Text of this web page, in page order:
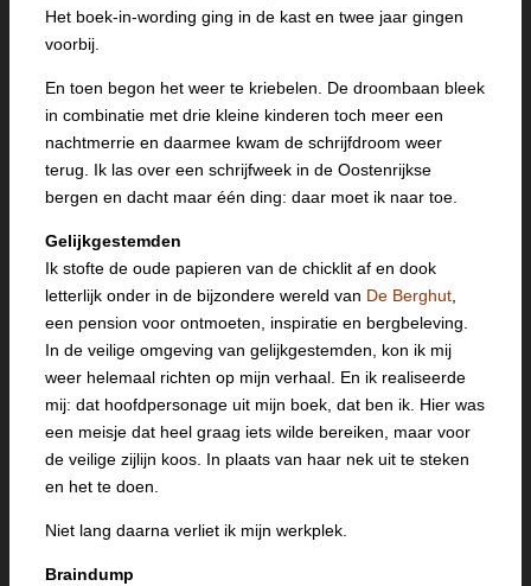
Het boek-in-wording ging in de kast en twee jaar gingen
voorbij.
En toen begon het weer te kriebelen. De droombaan bleek
in combinatie met drie kleine kinderen toch meer een
nachtmerrie en daarmee kwam de schrijfdroom weer
terug. Ik las over een schrijfweek in de Oostenrijkse
bergen en dacht maar één ding: daar moet ik naar toe.
Gelijkgestemden
Ik stofte de oude papieren van de chicklit af en dook
letterlijk onder in de bijzondere wereld van De Berghut
een pension voor ontmoeten, inspiratie en bergbeleving.
In de veilige omgeving van gelijkgestemden, kon ik mij
weer helemaal richten op mijn verhaal. En ik realiseerde
mij: dat hoofdpersonage uit mijn boek, dat ben ik. Hier was
een meisje dat heel graag iets wilde bereiken, maar voor
de veilige zijlijn koos. In plaats van haar nek uit te steken
en het te doen.
Niet lang daarna verliet ik mijn werkplek.
Braindump